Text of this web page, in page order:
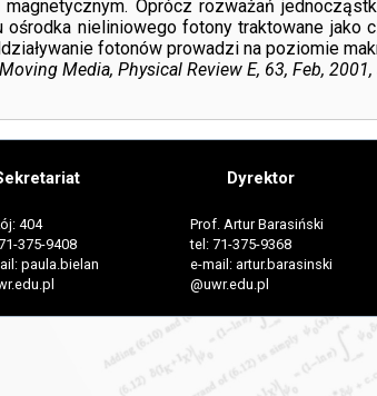
Oprócz rozważań
nieliniowego fotony traktowane jako
fotonów prowadzi na poziomie
Media, Physical Review E, 63, Feb,
404
375-9408
paula.bielan
Dyrektor
Prof. Artur Barasiński
tel: 71-375-9368
e-mail: artur.barasinski
@uwr.edu.pl